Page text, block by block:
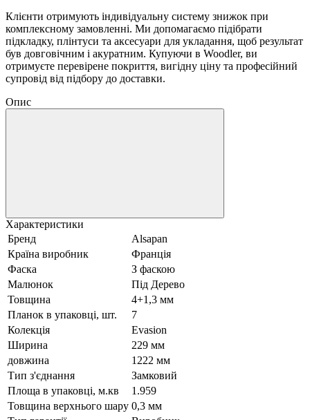
Клієнти отримують індивідуальну систему знижок при
комплексному замовленні. Ми допомагаємо підібрати
підкладку, плінтуси та аксесуари для укладання, щоб результат
був довговічним і акуратним. Купуючи в Woodler, ви
отримуєте перевірене покриття, вигідну ціну та професійний
супровід від підбору до доставки.
Опис
Характеристики
Бренд
Alsapan
Країна виробник
Франція
Фаска
З фаскою
Малюнок
Під Дерево
Товщина
4+1,3 мм
Планок в упаковці, шт.
7
Колекція
Evasion
Ширина
229 мм
довжина
1222 мм
Тип з'єднання
Замковий
Площа в упаковці, м.кв
1.959
Товщина верхнього шару 0,3 мм